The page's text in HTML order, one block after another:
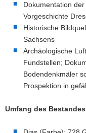
Dokumentation
Vorgeschichte
Historische
Sachsens
Archäologische
Fundstellen;
Bodendenkmäler
Prospektion in
Umfang des